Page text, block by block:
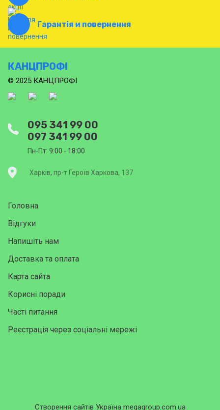
Гарантія и повернення
КАНЦПРОФІ
© 2025 КАНЦПРОФІ
095 341 99 00
097 341 99 00
Пн-Пт: 9:00 - 18:00
Харків, пр-т Героїв Харкова, 137
Головна
Відгуки
Напишіть нам
Доставка та оплата
Карта сайта
Корисні поради
Часті питання
Реєстрація через соціальні мережі
Створення сайтів Україна megagroup.com.ua